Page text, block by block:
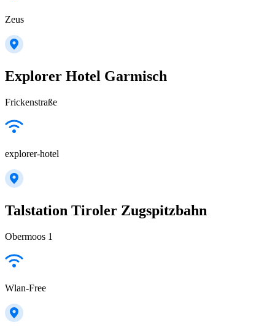
Zeus
Explorer Hotel Garmisch
Frickenstraße
explorer-hotel
Talstation Tiroler Zugspitzbahn
Obermoos 1
Wlan-Free